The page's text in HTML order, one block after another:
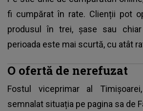
fi cumpărat în rate. Clienții pot
produsul în trei, şase sau
perioada este mai scurtă, cu atât
O ofertă de nerefuzat
Fostul viceprimar al
semnalat situația pe pagina sa de